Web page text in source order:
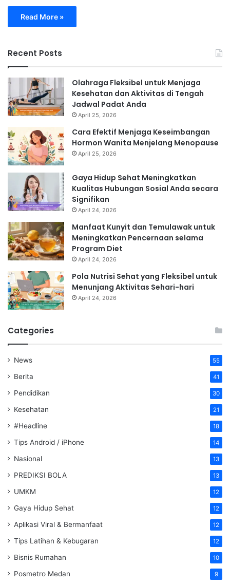
Read More »
Recent Posts
Olahraga Fleksibel untuk Menjaga
Kesehatan dan Aktivitas di Tengah
Jadwal Padat Anda
April 25, 2026
Cara Efektif Menjaga Keseimbangan
Hormon Wanita Menjelang Menopause
April 25, 2026
Gaya Hidup Sehat Meningkatkan
Kualitas Hubungan Sosial Anda secara
Signifikan
April 24, 2026
Manfaat Kunyit dan Temulawak untuk
Meningkatkan Pencernaan selama
Program Diet
April 24, 2026
Pola Nutrisi Sehat yang Fleksibel untuk
Menunjang Aktivitas Sehari-hari
April 24, 2026
Categories
News 55
Berita 41
Pendidikan 30
Kesehatan 21
#Headline 18
Tips Android / iPhone 14
Nasional 13
PREDIKSI BOLA 13
UMKM 12
Gaya Hidup Sehat 12
Aplikasi Viral & Bermanfaat 12
Tips Latihan & Kebugaran 12
Bisnis Rumahan 10
Posmetro Medan 9